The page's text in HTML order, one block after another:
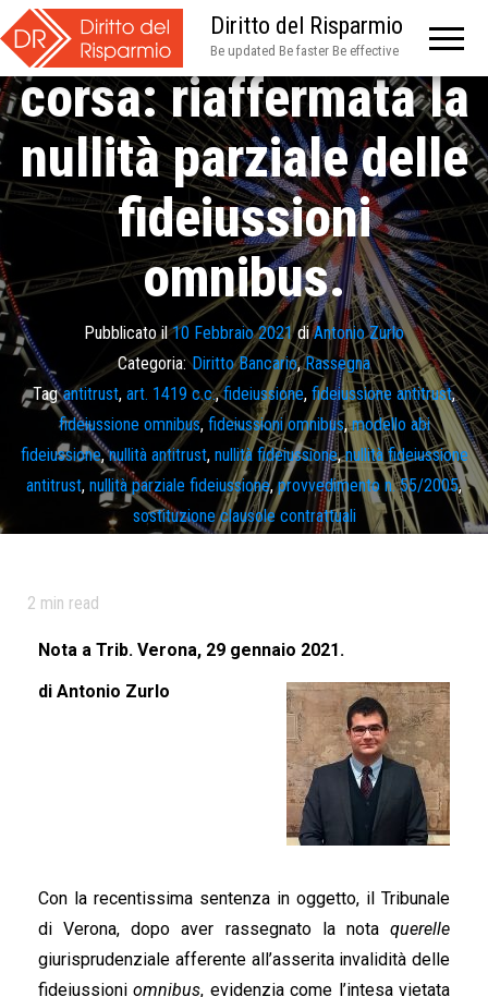
Diritto del Risparmio
Be updated Be faster Be effective
Altro giro, altra
corsa: riaffermata la
nullità parziale delle
fideiussioni
omnibus.
Pubblicato il10 Febbraio 2021diAntonio Zurlo
Categoria: Diritto Bancario,Rassegna
Tag antitrust, art. 1419 c.c.,fideiussione, fideiussione antitrust,
fideiussione omnibus, fideiussioni omnibus,modello abi
fideiussione,nullità antitrust, nullità fideiussione,nullità fideiussione
antitrust, nullità parziale fideiussione,provvedimento n. 55/2005,
sostituzione clausole contrattuali
2 min read
Nota a Trib. Verona, 29 gennaio 2021.
di Antonio Zurlo
Con la recentissima sentenza in oggetto, il Tribunale
di Verona, dopo aver rassegnato la nota querelle
giurisprudenziale afferente all’asserita invalidità delle
fideiussioniomnibus, evidenzia come l’intesa vietata